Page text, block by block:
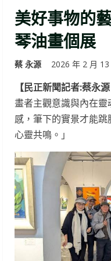
美好事物的
琴油畫個展
蔡 永源 2026 年 2 月 13
【民正新聞記者:蔡永
畫者主觀意識與內在
感，筆下的實景才能
心靈共鳴。」